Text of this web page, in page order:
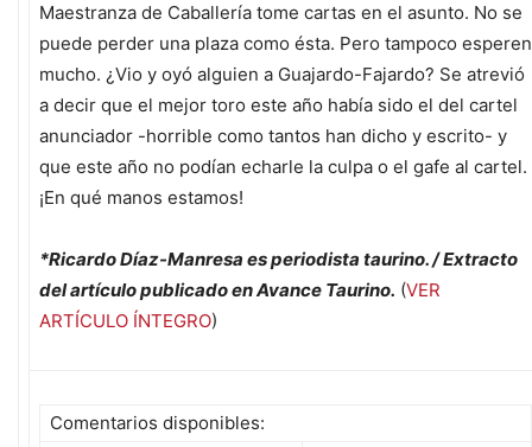
Maestranza de Caballería tome cartas en el asunto. No se
puede perder una plaza como ésta. Pero tampoco esperen
mucho. ¿Vio y oyó alguien a Guajardo-Fajardo? Se atrevió
a decir que el mejor toro este año había sido el del cartel
anunciador -horrible como tantos han dicho y escrito- y
que este año no podían echarle la culpa o el gafe al cartel.
¡En qué manos estamos!
*Ricardo Díaz-Manresa es periodista taurino. / Extracto
del artículo publicado en Avance Taurino. (VER
ARTÍCULO ÍNTEGRO)
Comentarios disponibles: